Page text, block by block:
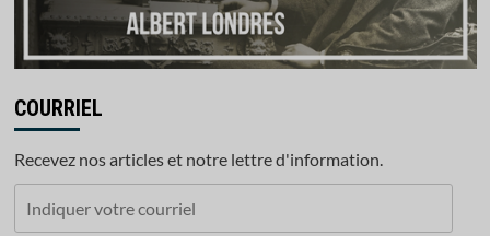
COURRIEL
Recevez nos articles et notre lettre d'information.